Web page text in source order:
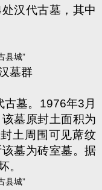
处汉代古墓，其中
墓群
墓。 1976年3 月
墓原封土面积为
土周围可见蓆纹
墓为砖室墓。据
。